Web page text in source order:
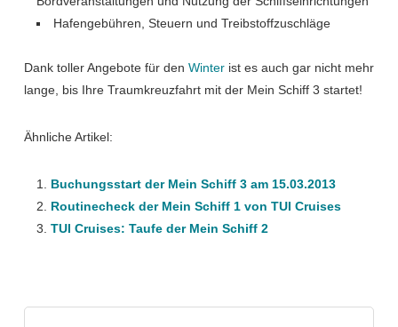
Hafengebühren, Steuern und Treibstoffzuschläge
Dank toller Angebote für den Winterist es auch gar nicht mehr
lange, bis Ihre Traumkreuzfahrt mit der Mein Schiff 3 startet!
Ähnliche Artikel:
Buchungsstart der Mein Schiff 3 am 15.03.2013
Routinecheck der Mein Schiff 1 von TUI Cruises
TUI Cruises: Taufe der Mein Schiff 2